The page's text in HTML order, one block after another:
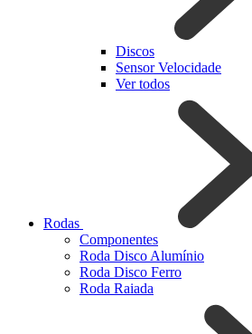
Discos
Sensor Velocidade
Ver todos
Rodas
Componentes
Roda Disco Alumínio
Roda Disco Ferro
Roda Raiada